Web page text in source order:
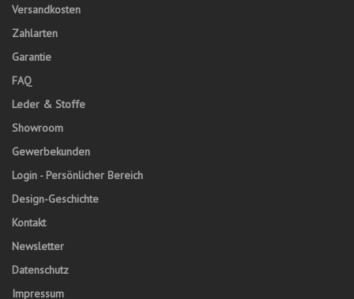
Versandkosten
Zahlarten
Garantie
FAQ
Leder & Stoffe
Showroom
Gewerbekunden
Login - Persönlicher Bereich
Design-Geschichte
Kontakt
Newsletter
Datenschutz
Impressum